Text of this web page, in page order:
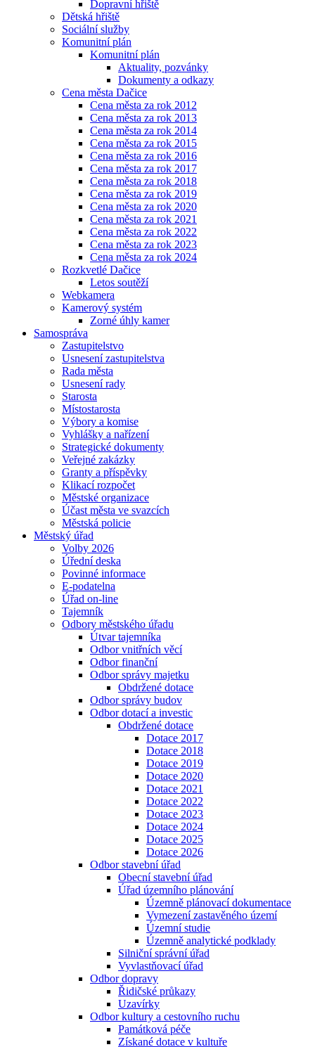
Dopravní hřiště
Dětská hřiště
Sociální služby
Komunitní plán
Komunitní plán
Aktuality, pozvánky
Dokumenty a odkazy
Cena města Dačice
Cena města za rok 2012
Cena města za rok 2013
Cena města za rok 2014
Cena města za rok 2015
Cena města za rok 2016
Cena města za rok 2017
Cena města za rok 2018
Cena města za rok 2019
Cena města za rok 2020
Cena města za rok 2021
Cena města za rok 2022
Cena města za rok 2023
Cena města za rok 2024
Rozkvetlé Dačice
Letos soutěží
Webkamera
Kamerový systém
Zorné úhly kamer
Samospráva
Zastupitelstvo
Usnesení zastupitelstva
Rada města
Usnesení rady
Starosta
Místostarosta
Výbory a komise
Vyhlášky a nařízení
Strategické dokumenty
Veřejné zakázky
Granty a příspěvky
Klikací rozpočet
Městské organizace
Účast města ve svazcích
Městská policie
Městský úřad
Volby 2026
Úřední deska
Povinné informace
E-podatelna
Úřad on-line
Tajemník
Odbory městského úřadu
Útvar tajemníka
Odbor vnitřních věcí
Odbor finanční
Odbor správy majetku
Obdržené dotace
Odbor správy budov
Odbor dotací a investic
Obdržené dotace
Dotace 2017
Dotace 2018
Dotace 2019
Dotace 2020
Dotace 2021
Dotace 2022
Dotace 2023
Dotace 2024
Dotace 2025
Dotace 2026
Odbor stavební úřad
Obecní stavební úřad
Úřad územního plánování
Územně plánovací dokumentace
Vymezení zastavěného území
Územní studie
Územně analytické podklady
Silniční správní úřad
Vyvlastňovací úřad
Odbor dopravy
Řidičské průkazy
Uzavírky
Odbor kultury a cestovního ruchu
Památková péče
Získané dotace v kultuře